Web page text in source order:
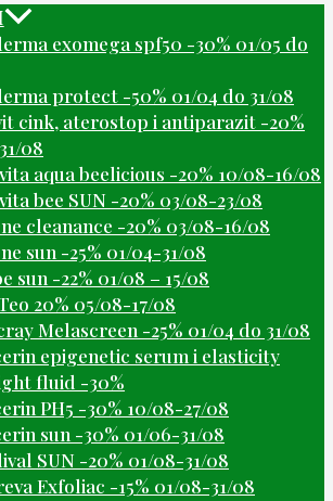
exomega spf50 -30% 01/05 do
protect -50% 01/04 do 31/08
cink, aterostop i antiparazit -20%
08
aqua beelicious -20% 10/08-16/08
bee SUN -20% 03/08-23/08
cleanance -20% 03/08-16/08
sun -25% 01/04-31/08
sun -22% 01/08 – 15/08
20% 05/08-17/08
Melascreen -25% 01/04 do 31/08
epigenetic serum i elasticity
fluid -30%
PH5 -30% 10/08-27/08
sun -30% 01/06-31/08
SUN -20% 01/08-31/08
Exfoliac -15% 01/08-31/08